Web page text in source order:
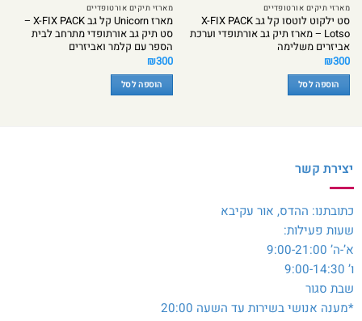
מארזי תיקים אורטופדיים
סט ילקוט לוטסו קל גב X-FIX PACK
Lotso – מארז תיק גב אורתופדי וערכת
אביזרים משלימה
₪300
הוספה לסל
מארזי תיקים אורטופדיים
מארז Unicorn קל גב X-FIX PACK –
סט תיק גב אורתופדי מתרחב לבית
הספר עם קלמר ואביזרים
₪300
הוספה לסל
יצירת קשר
כתובתנו: ההדס, אור עקיבא
שעות פעילות:
א’-ה’ 9:00-21:00
ו’ 9:00-14:30
שבת סגור
*מענה אנושי בשירות עד השעה 20:00